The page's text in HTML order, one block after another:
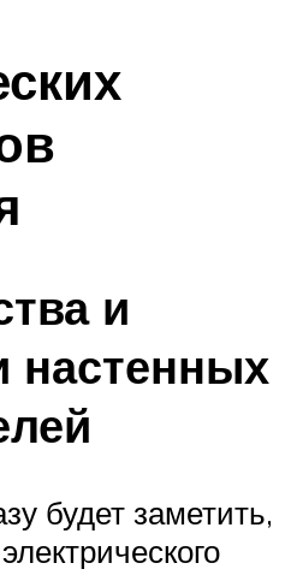
и
настенных
будет заметить,